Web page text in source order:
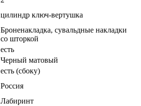
цилиндр ключ-вертушка
Броненакладка, сувальдные накладки
со шторкой
есть
Черный матовый
есть (сбоку)
Россия
Лабиринт